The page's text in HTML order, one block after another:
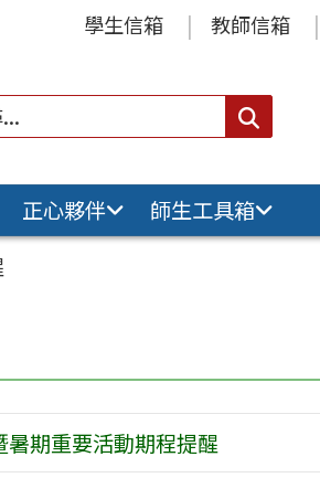
學生信箱 教師信箱
搜
正心夥伴
師生工具箱
暑期重要活動期程提醒